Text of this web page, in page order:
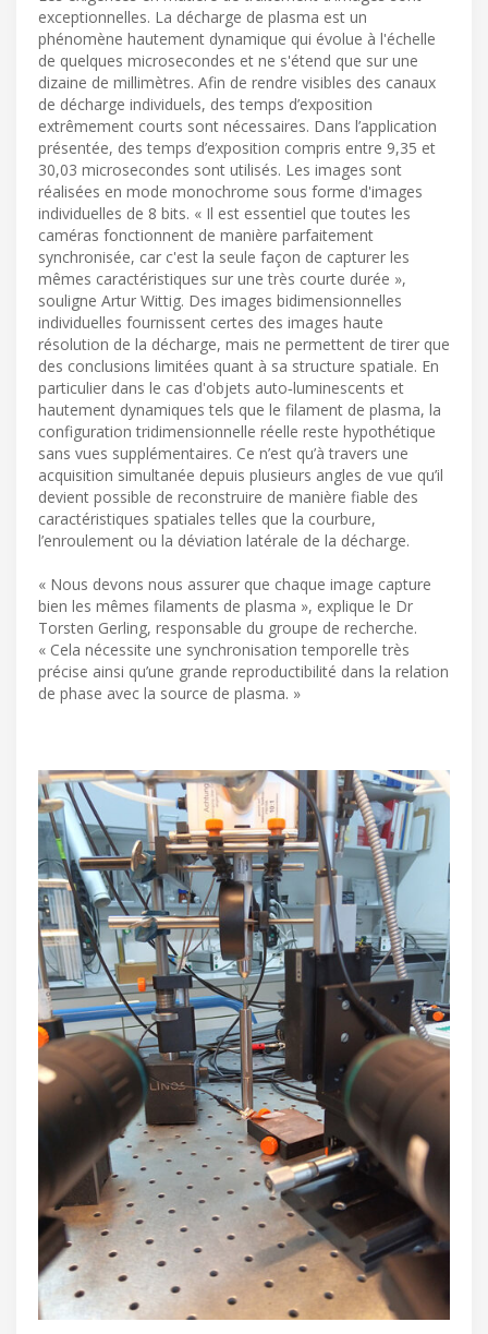
exceptionnelles. La décharge de plasma est un
phénomène hautement dynamique qui évolue à l'échelle
de quelques microsecondes et ne s'étend que sur une
dizaine de millimètres. Afin de rendre visibles des canaux
de décharge individuels, des temps d’exposition
extrêmement courts sont nécessaires. Dans l’application
présentée, des temps d’exposition compris entre 9,35 et
30,03 microsecondes sont utilisés. Les images sont
réalisées en mode monochrome sous forme d'images
individuelles de 8 bits. « Il est essentiel que toutes les
caméras fonctionnent de manière parfaitement
synchronisée, car c'est la seule façon de capturer les
mêmes caractéristiques sur une très courte durée »,
souligne Artur Wittig. Des images bidimensionnelles
individuelles fournissent certes des images haute
résolution de la décharge, mais ne permettent de tirer que
des conclusions limitées quant à sa structure spatiale. En
particulier dans le cas d'objets auto‑luminescents et
hautement dynamiques tels que le filament de plasma, la
configuration tridimensionnelle réelle reste hypothétique
sans vues supplémentaires. Ce n’est qu’à travers une
acquisition simultanée depuis plusieurs angles de vue qu’il
devient possible de reconstruire de manière fiable des
caractéristiques spatiales telles que la courbure,
l’enroulement ou la déviation latérale de la décharge.
« Nous devons nous assurer que chaque image capture
bien les mêmes filaments de plasma », explique le Dr
Torsten Gerling, responsable du groupe de recherche.
« Cela nécessite une synchronisation temporelle très
précise ainsi qu’une grande reproductibilité dans la relation
de phase avec la source de plasma. »